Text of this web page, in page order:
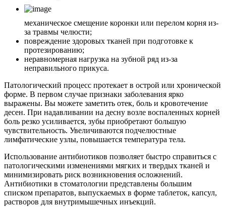
механическое смещение коронки или перелом корня из-
за травмы челюсти;
повреждение здоровых тканей при подготовке к
протезированию;
неравномерная нагрузка на зубной ряд из-за
неправильного прикуса.
Патологический процесс протекает в острой или хронической
форме. В первом случае признаки заболевания ярко
выражены. Вы можете заметить отек, боль и кровотечение
десен. При надавливании на десну возле воспаленных корней
боль резко усиливается, зубы приобретают большую
чувствительность. Увеличиваются подчелюстные
лимфатические узлы, повышается температура тела.
Использование антибиотиков позволяет быстро справиться с
патологическими изменениями мягких и твердых тканей и
минимизировать риск возникновения осложнений.
Антибиотики в стоматологии представлены большим
списком препаратов, выпускаемых в форме таблеток, капсул,
растворов для внутримышечных инъекций.